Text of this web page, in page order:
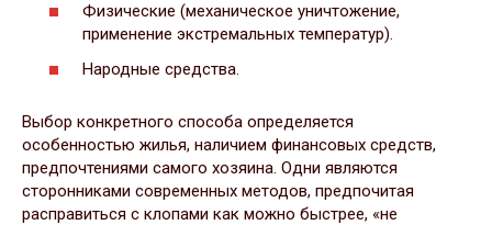
Физические (механическое уничтожение,
применение экстремальных температур).
Народные средства.
Выбор конкретного способа определяется
особенностью жилья, наличием финансовых средств,
предпочтениями самого хозяина. Одни являются
сторонниками современных методов, предпочитая
расправиться с клопами как можно быстрее, «не